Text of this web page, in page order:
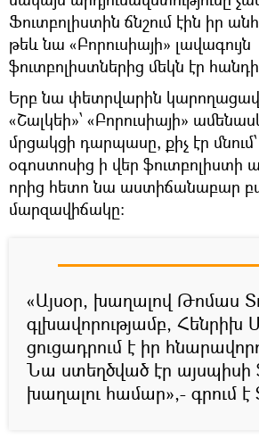
Ֆուտբոլիստին ճնշում էին իր
թեև նա «Բորուսիայի» լավագույն
ֆուտբոլիստներից մեկն էր
Երբ նա փետրվարին կարողացավ
«Շալկեի»՝ «Բորուսիայի»
մրցակցի դարպասը, քիչ էր
օգոստոսից ի վեր ֆուտբոլիստի
որից հետո նա աստիճանաբար
մարզավիճակը:
«Այսօր, խաղալով Թոմաս
գլխավորությամբ, Հենրիխ
ցուցադրում է իր
Նա ստեղծված էր այսպիսի
խաղալու համար»,- գրում է